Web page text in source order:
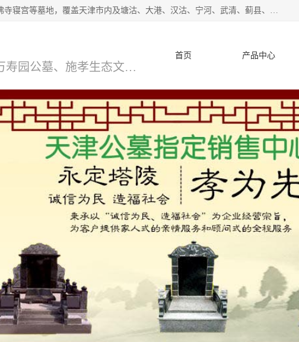
*主营范围：永安陵公墓,永乐园公墓,兰生园公墓,玉佛寺寝宫等墓地，覆盖天津市内及塘沽、大港、汉沽、宁河、武清、蓟县、静海、廊坊、北京、沧州等区域本中心由中国公墓网、天津公墓网、中国陵网、中国周易学会联合推举，我们的团队将会以优质的服务，竭诚为您服务，期待您的来电。
天津公墓、天津墓地、万寿园公墓、施孝生态文化陵园
首页 产品中心